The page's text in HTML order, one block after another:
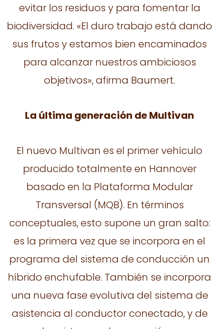
evitar los residuos y para fomentar la
biodiversidad. «El duro trabajo está dando
sus frutos y estamos bien encaminados
para alcanzar nuestros ambiciosos
objetivos», afirma Baumert.
La última generación de Multivan
El nuevo Multivan es el primer vehículo
producido totalmente en Hannover
basado en la Plataforma Modular
Transversal (MQB). En términos
conceptuales, esto supone un gran salto:
es la primera vez que se incorpora en el
programa del sistema de conducción un
híbrido enchufable. También se incorpora
una nueva fase evolutiva del sistema de
asistencia al conductor conectado, y de